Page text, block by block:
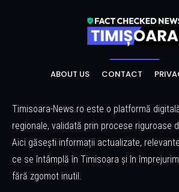
ABOUT US CONTACT
Timisoara-News.ro este o platformă
regionale, validată prin procese riguroase
Aici găsești informații actualizate,
ce se întâmplă în Timisoara și în
fără zgomot inutil.